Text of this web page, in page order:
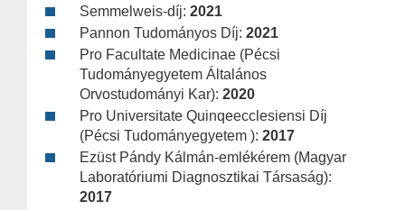
Semmelweis-díj: 2021
Pannon Tudományos Díj: 2021
Pro Facultate Medicinae (Pécsi
Tudományegyetem Általános
Orvostudományi Kar): 2020
Pro Universitate Quinqeecclesiensi Díj
(Pécsi Tudományegyetem ): 2017
Ezüst Pándy Kálmán-emlékérem (Magyar
Laboratóriumi Diagnosztikai Társaság):
2017